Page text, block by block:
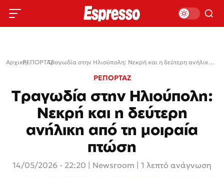
Αρχική›
ΡΕΠΟΡΤΑΖ› Τραγωδία στην Ηλιούπολη: Νεκρή και η δεύτερη ανήλικη από τη μοιραία πτώση
ΡΕΠΟΡΤΑΖ
Τραγωδία στην Ηλιούπολη:
Νεκρή και η δεύτερη
ανήλικη από τη μοιραία
πτώση
14/05/2026 - 22:20 Newsroom | 1 λεπτό ανάγνωση